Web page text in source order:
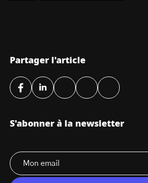
Partager l'article
S'abonner à la newsletter